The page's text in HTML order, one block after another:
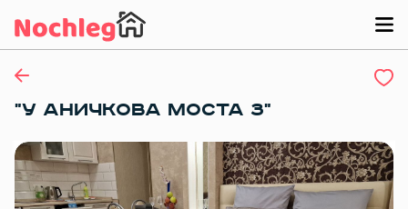
"У АНИЧКОВА МОСТА 3"